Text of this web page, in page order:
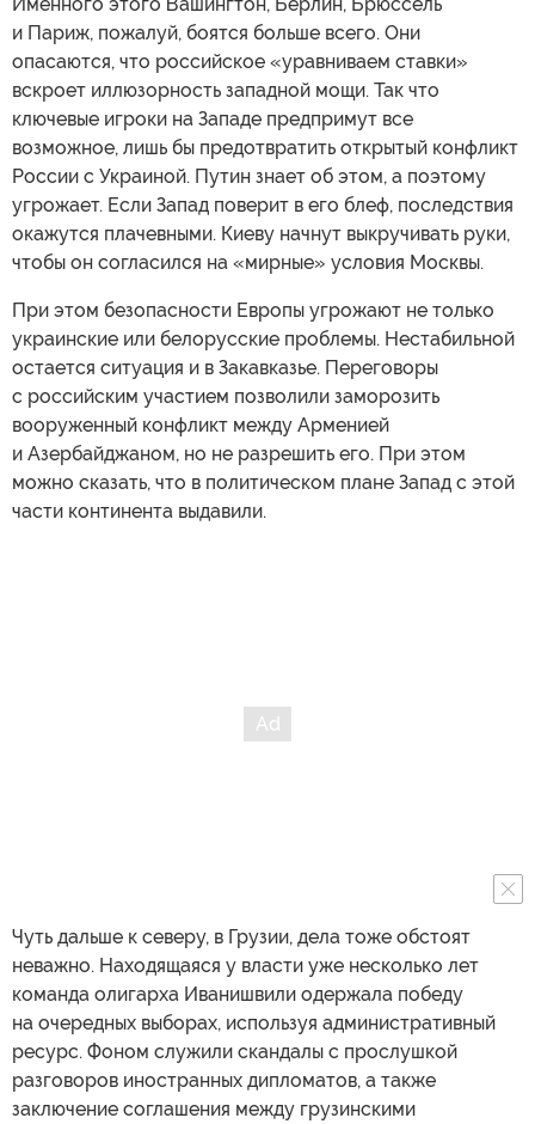
и Париж, пожалуй, боятся больше всего. Они
опасаются, что российское «уравниваем ставки»
вскроет иллюзорность западной мощи. Так что
ключевые игроки на Западе предпримут все
возможное, лишь бы предотвратить открытый конфликт
России с Украиной. Путин знает об этом, а поэтому
угрожает. Если Запад поверит в его блеф, последствия
окажутся плачевными. Киеву начнут выкручивать руки,
чтобы он согласился на «мирные» условия Москвы.
При этом безопасности Европы угрожают не только
украинские или белорусские проблемы. Нестабильной
остается ситуация и в Закавказье. Переговоры
с российским участием позволили заморозить
вооруженный конфликт между Арменией
и Азербайджаном, но не разрешить его. При этом
можно сказать, что в политическом плане Запад с этой
части континента выдавили.
Чуть дальше к северу, в Грузии, дела тоже обстоят
неважно. Находящаяся у власти уже несколько лет
команда олигарха Иванишвили одержала победу
на очередных выборах, используя административный
ресурс. Фоном служили скандалы с прослушкой
разговоров иностранных дипломатов, а также
заключение соглашения между грузинскими